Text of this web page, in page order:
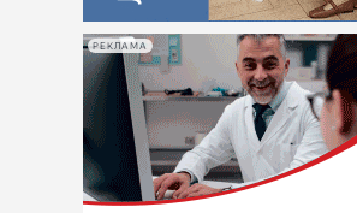
РЕКЛАМА